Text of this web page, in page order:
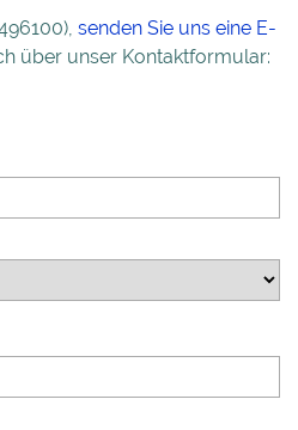
senden Sie uns eine E-
über unser Kontaktformular: